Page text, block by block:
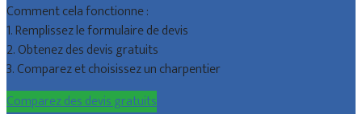
Comment cela fonctionne :
1. Remplissez le formulaire de devis
2. Obtenez des devis gratuits
3. Comparez et choisissez un charpentier
Comparez des devis gratuits